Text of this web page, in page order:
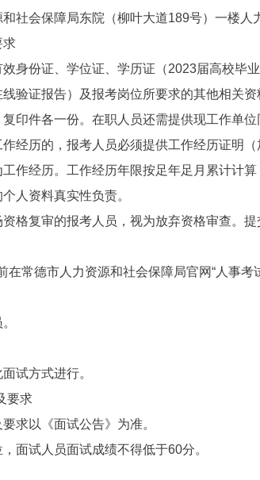
社会保障局东院（柳叶大道189号）一楼人
求
身份证、学位证、学历证（2023届高校毕
验证报告）及报考岗位所要求的其他相关
印件各一份。在职人员还需提供现工作单位
经历的，报考人员必须提供工作经历证明
作经历。工作经历年限按足年足月累计计算
人资料真实性负责。
格复审的报考人员，视为放弃资格审查。
在常德市人力资源和社会保障局官网“人事考
试方式进行。
要求
求以《面试公告》为准。
面试人员面试成绩不得低于60分。